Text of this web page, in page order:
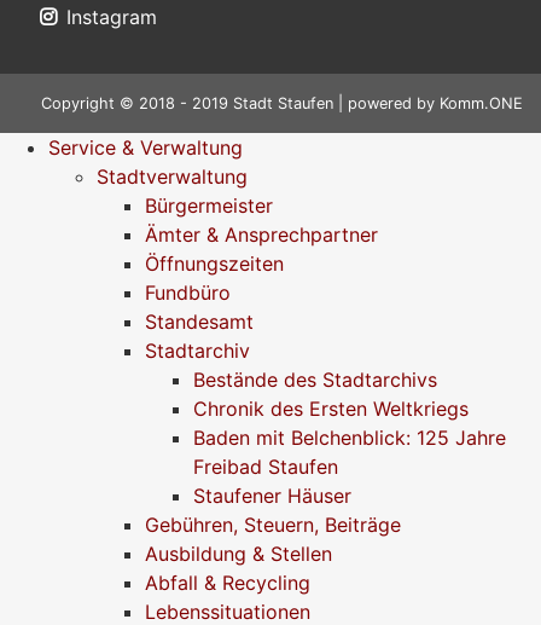
Instagram
Copyright © 2018 - 2019 Stadt Staufen | powered by Komm.ONE
Service & Verwaltung
Stadtverwaltung
Bürgermeister
Ämter & Ansprechpartner
Öffnungszeiten
Fundbüro
Standesamt
Stadtarchiv
Bestände des Stadtarchivs
Chronik des Ersten Weltkriegs
Baden mit Belchenblick: 125 Jahre
Freibad Staufen
Staufener Häuser
Gebühren, Steuern, Beiträge
Ausbildung & Stellen
Abfall & Recycling
Lebenssituationen